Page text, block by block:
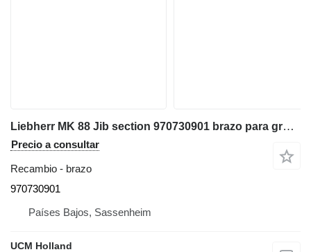
Liebherr MK 88 Jib section 970730901 brazo para grúa móvil
Precio a consultar
Recambio - brazo
970730901
Países Bajos, Sassenheim
UCM Holland